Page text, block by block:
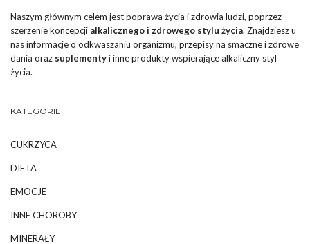
Naszym głównym celem jest poprawa życia i zdrowia ludzi, poprzez
szerzenie koncepcji alkalicznego i zdrowego stylu życia. Znajdziesz u
nas informacje o odkwaszaniu organizmu, przepisy na smaczne i zdrowe
dania oraz suplementyi inne produkty wspierające alkaliczny styl
życia.
KATEGORIE
CUKRZYCA
DIETA
EMOCJE
INNE CHOROBY
MINERAŁY